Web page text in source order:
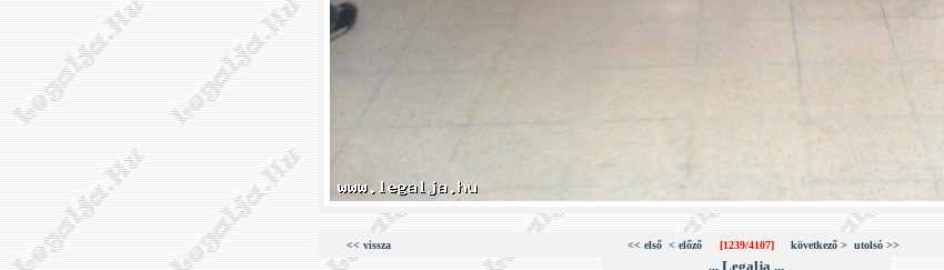
<< vissza << első < előző [1239/4107] következő > utolsó >>
... Legalja ...